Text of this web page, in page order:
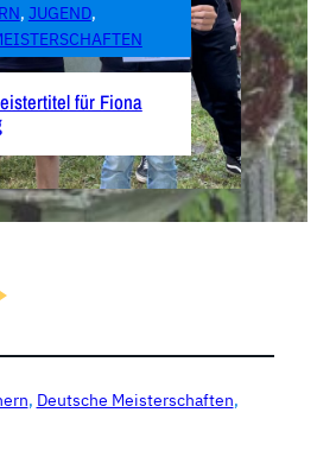
, JUGEND
für Fiona
, Deutsche Meisterschaften